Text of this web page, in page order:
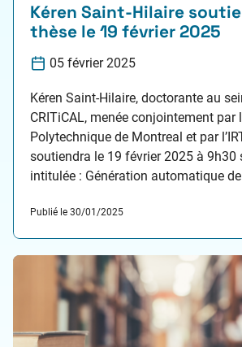
Kéren Saint-Hilaire
thèse le 19 février 2025
05 février 2025
Kéren Saint-Hilaire, doctorante au
CRITiCAL, menée conjointement par
Polytechnique de Montreal et par
soutiendra le 19 février 2025 à 9h30
intitulée : Génération automatique
Depuis la pandémie de COVID-19,
ne cessent de se…
Publié le 30/01/2025